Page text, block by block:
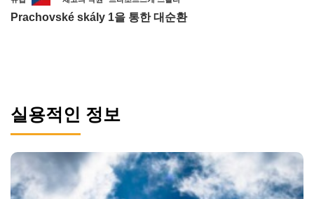
Prachovské skály 1을 통한 대순환
실용적인 정보